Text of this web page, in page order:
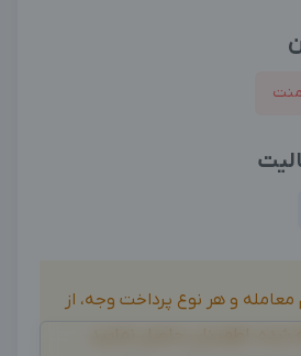
و هر نوع پرداخت وجه، از